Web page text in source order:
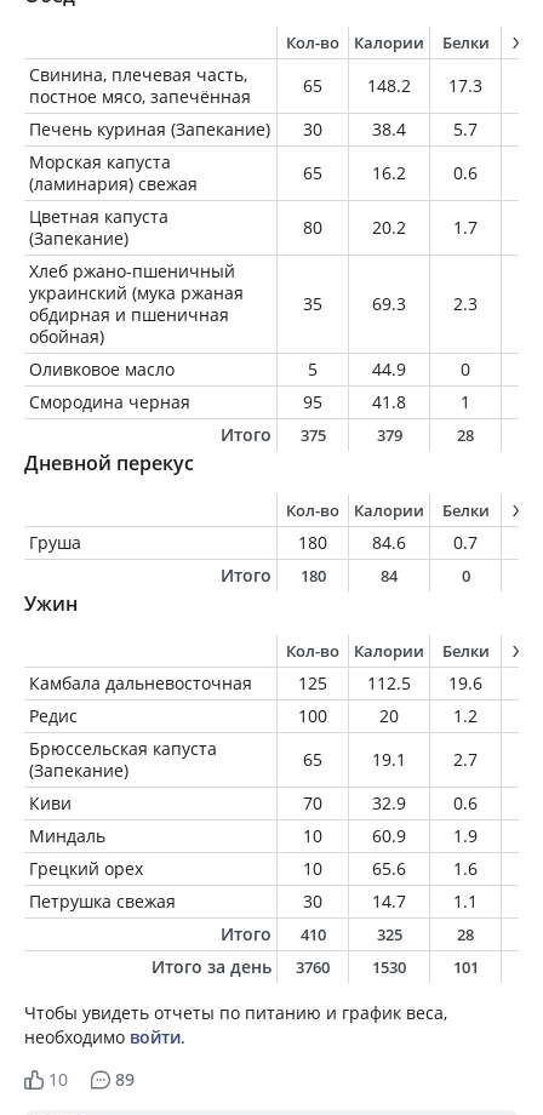
Кол-во Калории Белки
Свинина, плечевая часть,
постное мясо, запечённая
65 148.2 17.3
Печень куриная (Запекание)
30 38.4 5.7
Морская капуста
(ламинария) свежая
65 16.2 0.6
Цветная капуста
(Запекание)
80 20.2 1.7
Хлеб ржано-пшеничный
украинский (мука ржаная
обдирная и пшеничная
обойная)
35 69.3 2.3
Оливковое масло 5 44.9 0
Смородина черная
95 41.8 1
Итого
375 379 28
Дневной перекус
Кол-во Калории Белки
Груша 180 84.6 0.7
Итого
180 84 0
Ужин
Кол-во Калории Белки
Камбала дальневосточная 125 112.5 19.6
Редис
100 20 1.2
Брюссельская капуста
(Запекание)
65 19.1 2.7
Киви
70 32.9 0.6
Миндаль
10 60.9 1.9
Грецкий орех
10 65.6 1.6
Петрушка свежая
30 14.7 1.1
Итого
410 325 28
Итого за день 3760 1530 101
Чтобы увидеть отчеты по питанию и график веса,
необходимо войти.
10
89